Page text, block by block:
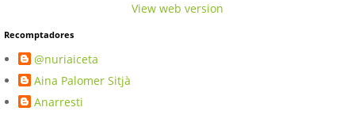
View web version
Recomptadores
@nuriaiceta
Aina Palomer Sitjà
Anarresti